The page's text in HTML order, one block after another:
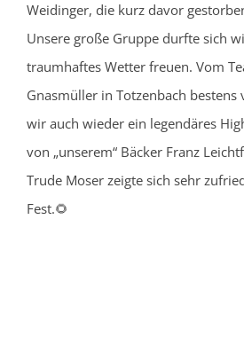
Weidinger, die kurz davor
Unsere große Gruppe durfte sich
traumhaftes Wetter freuen. Vom
Gnasmüller in Totzenbach bestens
wir auch wieder ein legendäres
von „unserem“ Bäcker Franz
Trude Moser zeigte sich sehr
Fest.🌻